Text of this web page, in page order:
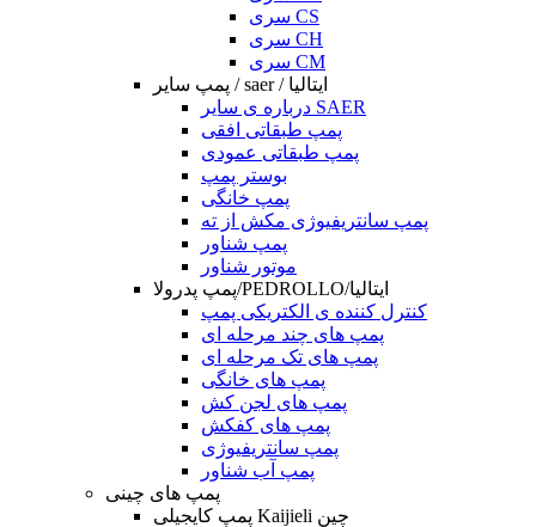
سری CS
سری CH
سری CM
پمپ سایر / saer / ایتالیا
درباره ی سایر SAER
پمپ طبقاتی افقی
پمپ طبقاتی عمودی
بوستر پمپ
پمپ خانگی
پمپ سانتریفیوژی مکش از ته
پمپ شناور
موتور شناور
پمپ پدرولا/PEDROLLO/ایتالیا
کنترل کننده ی الکتریکی پمپ
پمپ های چند مرحله ای
پمپ های تک مرحله ای
پمپ های خانگی
پمپ های لجن کش
پمپ های کفکش
پمپ سانتریفیوژی
پمپ آب شناور
پمپ های چینی
پمپ کایجیلی Kaijieli چین